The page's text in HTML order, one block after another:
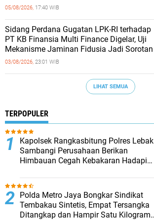
05/08/2026, 17:40 WIB
Sidang Perdana Gugatan LPK-RI terhadap
PT KB Finansia Multi Finance Digelar, Uji
Mekanisme Jaminan Fidusia Jadi Sorotan
03/08/2026, 23:01 WIB
LIHAT SEMUA
TERPOPULER
Kapolsek Rangkasbitung Polres Lebak
Sambangi Perusahaan Berikan
Himbauan Cegah Kebakaran Hadapi
‎Polda Metro Jaya Bongkar Sindikat
Tembakau Sintetis, Empat Tersangka
Ditangkap dan Hampir Satu Kilogram